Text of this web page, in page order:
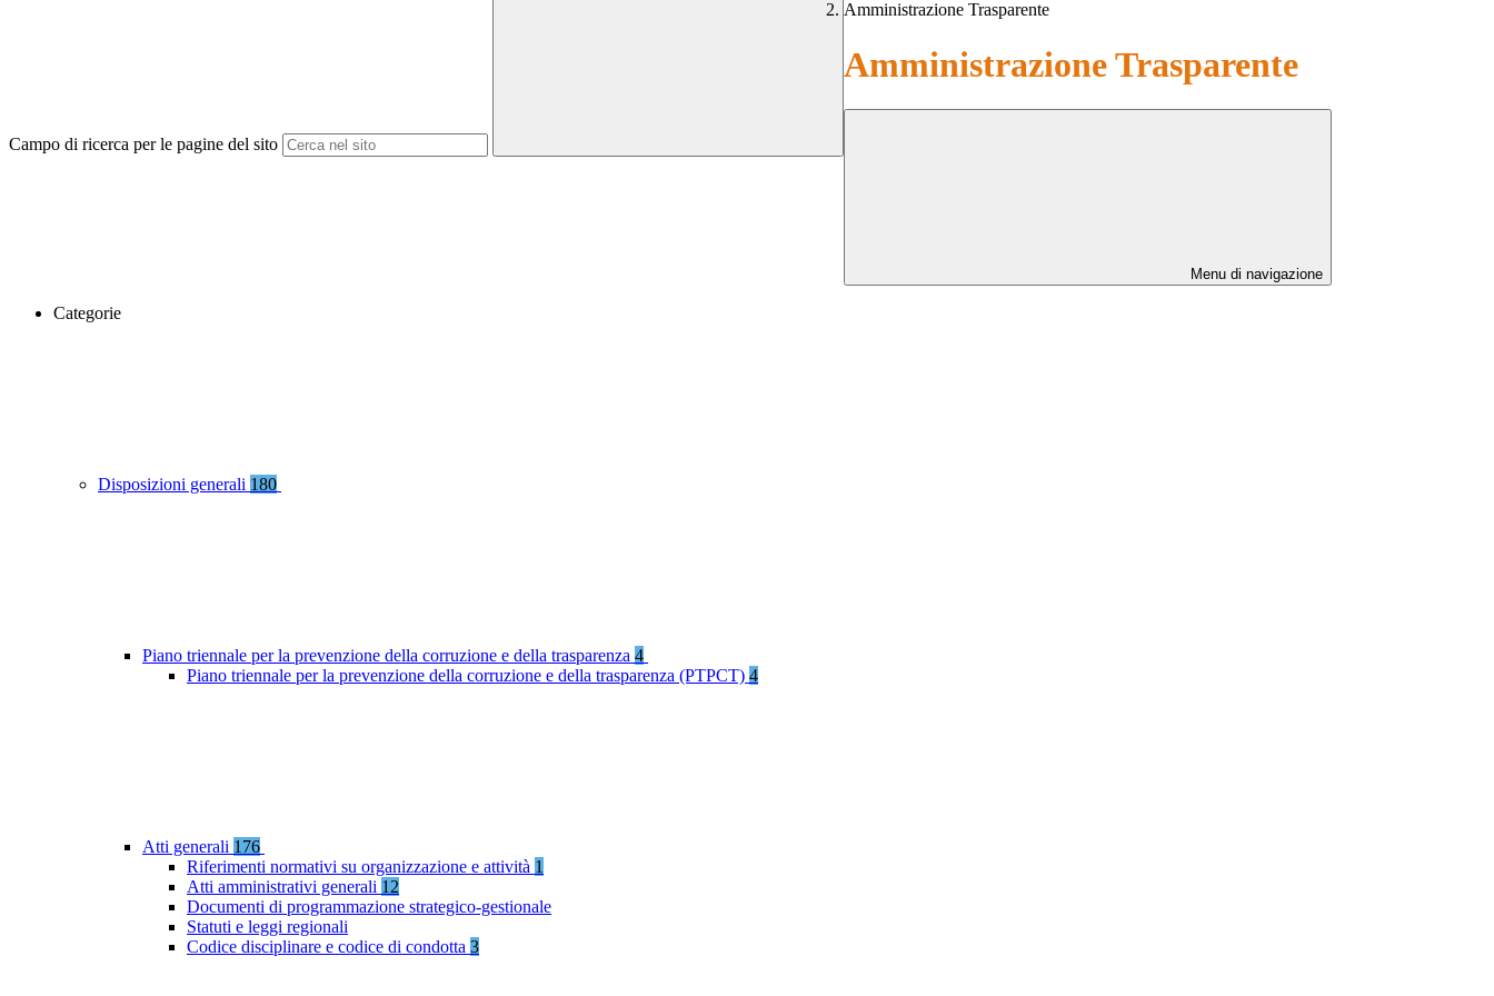
Campo di ricerca per le pagine del sito
Amministrazione Trasparente
Amministrazione Trasparente
Menu di navigazione
Categorie
Disposizioni generali 180
Piano triennale per la prevenzione della corruzione e della trasparenza 4
Piano triennale per la prevenzione della corruzione e della trasparenza (PTPCT) 4
Atti generali 176
Riferimenti normativi su organizzazione e attività 1
Atti amministrativi generali 12
Documenti di programmazione strategico-gestionale
Statuti e leggi regionali
Codice disciplinare e codice di condotta 3